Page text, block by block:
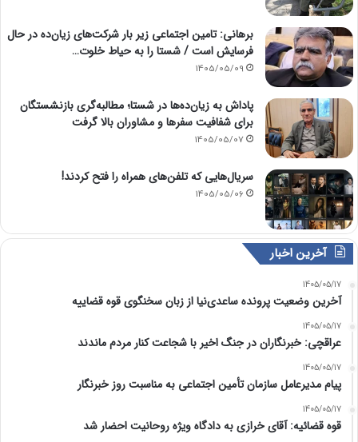
برهانی: تامین اجتماعی زیر بار شرکت‌های زیان‌ده در حال
فرسایش است / شستا را به حیاط خلوت…
1405/05/09
پاداش به زیان‌ده‌ها در شستا؛ مطالبه‌گری بازنشستگان
برای شفافیت سفرها و مشاوران بالا گرفت
1405/05/07
سریال‌هایی که تلفن‌های همراه را فتح کردند!
1405/05/06
آخرین اخبار
1405/05/17
آخرین وضعیت پرونده ساعدی‌نیا از زبان سخنگوی قوه قضاییه
1405/05/17
عراقچی: خبرنگاران در جنگ اخیر با شجاعت کنار مردم ماندند
1405/05/17
پیام مدیرعامل سازمان تأمین اجتماعی به مناسبت روز خبرنگار
1405/05/17
قوه قضائیه: آقای خرازی به دادگاه ویژه روحانیت احضار شد